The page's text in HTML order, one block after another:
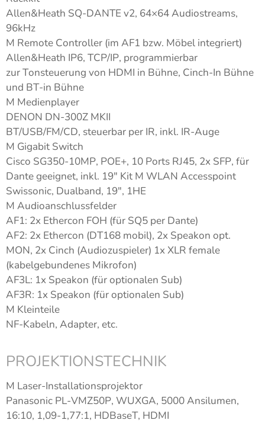
Allen&Heath SQ-DANTE v2, 64×64 Audiostreams,
96kHz
M Remote Controller (im AF1 bzw. Möbel integriert)
Allen&Heath IP6, TCP/IP, programmierbar
zur Tonsteuerung von HDMI in Bühne, Cinch-In Bühne
und BT-in Bühne
M Medienplayer
DENON DN-300Z MKII
BT/USB/FM/CD, steuerbar per IR, inkl. IR-Auge
M Gigabit Switch
Cisco SG350-10MP, POE+, 10 Ports RJ45, 2x SFP, für
Dante geeignet, inkl. 19″ Kit M WLAN Accesspoint
Swissonic, Dualband, 19″, 1HE
M Audioanschlussfelder
AF1: 2x Ethercon FOH (für SQ5 per Dante)
AF2: 2x Ethercon (DT168 mobil), 2x Speakon opt.
MON, 2x Cinch (Audiozuspieler) 1x XLR female
(kabelgebundenes Mikrofon)
AF3L: 1x Speakon (für optionalen Sub)
AF3R: 1x Speakon (für optionalen Sub)
M Kleinteile
NF-Kabeln, Adapter, etc.
PROJEKTIONSTECHNIK
M Laser-Installationsprojektor
Panasonic PL-VMZ50P, WUXGA, 5000 Ansilumen,
16:10, 1,09-1,77:1, HDBaseT, HDMI